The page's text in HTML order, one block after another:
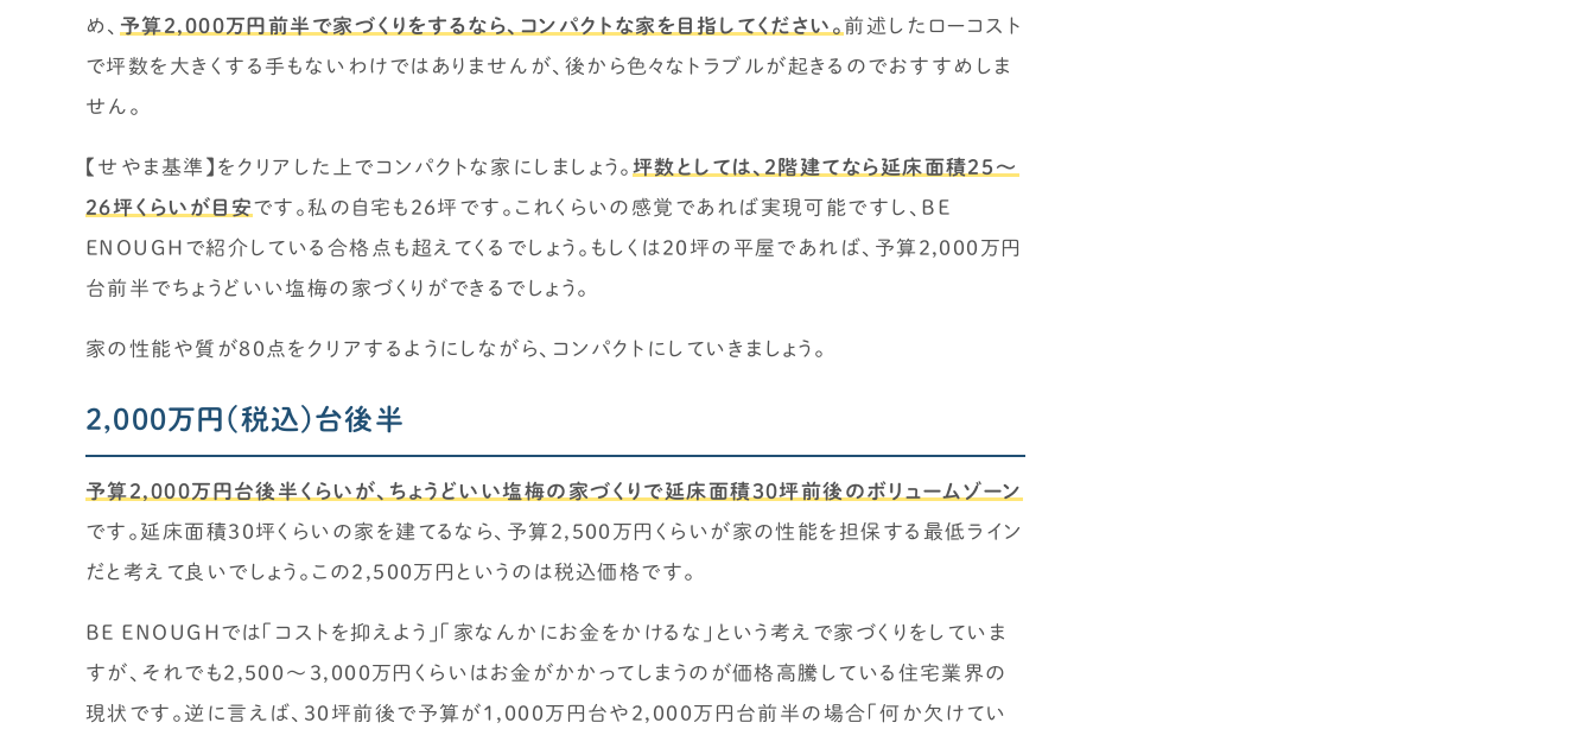
め、 予算2,000万円前半で家づくりをするなら、コンパクトな家を目指してください。 前述したローコスト
で坪数を大きくする手もないわけではありませんが、後から色々なトラブルが起きるのでおすすめしま
せん。
【せやま基準】をクリアした上でコンパクトな家にしましょう。 坪数としては、2階建てなら延床面積25～
26坪くらいが目安です。私の自宅も26坪です。これくらいの感覚であれば実現可能ですし、BE
ENOUGHで紹介している合格点も超えてくるでしょう。もしくは20坪の平屋であれば、予算2,000万円
台前半でちょうどいい塩梅の家づくりができるでしょう。
家の性能や質が80点をクリアするようにしながら、コンパクトにしていきましょう。
2,000万円(税込)台後半
予算2,000万円台後半くらいが、ちょうどいい塩梅の家づくりで延床面積30坪前後のボリュームゾーン
です。延床面積30坪くらいの家を建てるなら、予算2,500万円くらいが家の性能を担保する最低ライン
だと考えて良いでしょう。この2,500万円というのは税込価格です。
BE ENOUGHでは「コストを抑えよう」「家なんかにお金をかけるな」という考えで家づくりをしていま
すが、それでも2,500～3,000万円くらいはお金がかかってしまうのが価格高騰している住宅業界の
現状です。逆に言えば、30坪前後で予算が1,000万円台や2,000万円台前半の場合「何か欠けてい